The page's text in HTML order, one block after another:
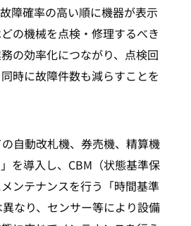
障確率の高い順に機器が表示
の機械を点検・修理するべき
の効率化につながり、点検回
時に故障件数も減らすことを
自動改札機、券売機、精算機
を導入し、CBM（状態基準保
ンテナンスを行う「時間基準
なり、センサー等により設備